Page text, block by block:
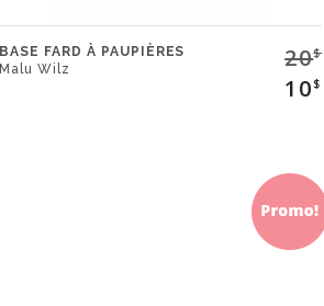
BASE FARD À PAUPIÈRES
Malu Wilz
20$
10$